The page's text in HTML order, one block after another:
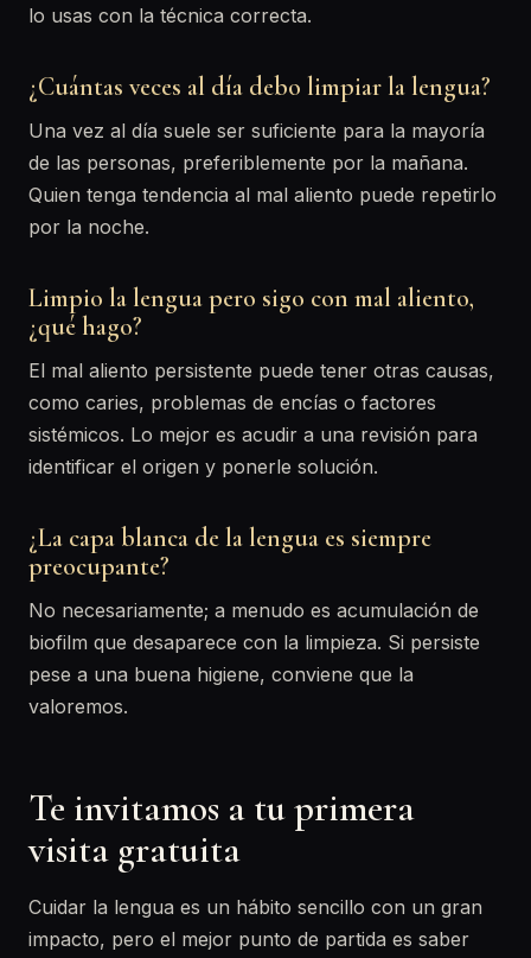
lo usas con la técnica correcta.
¿Cuántas veces al día debo limpiar la lengua?
Una vez al día suele ser suficiente para la mayoría
de las personas, preferiblemente por la mañana.
Quien tenga tendencia al mal aliento puede repetirlo
por la noche.
Limpio la lengua pero sigo con mal aliento,
¿qué hago?
El mal aliento persistente puede tener otras causas,
como caries, problemas de encías o factores
sistémicos. Lo mejor es acudir a una revisión para
identificar el origen y ponerle solución.
¿La capa blanca de la lengua es siempre
preocupante?
No necesariamente; a menudo es acumulación de
biofilm que desaparece con la limpieza. Si persiste
pese a una buena higiene, conviene que la
valoremos.
Te invitamos a tu primera
visita gratuita
Cuidar la lengua es un hábito sencillo con un gran
impacto, pero el mejor punto de partida es saber